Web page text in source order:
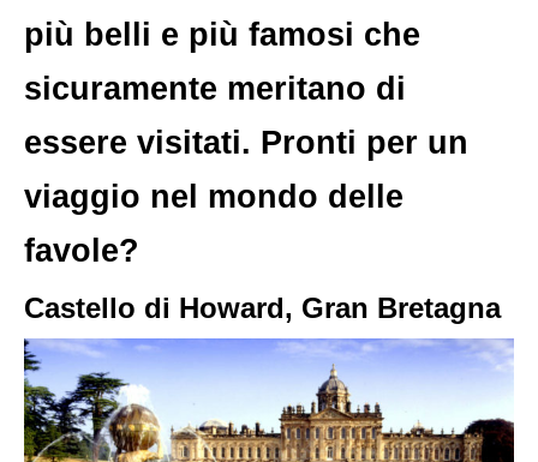
più belli e più famosi che
sicuramente meritano di
essere visitati. Pronti per un
viaggio nel mondo delle
favole?
Castello di Howard, Gran Bretagna